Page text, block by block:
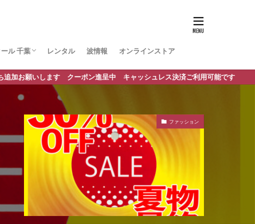
ル 千葉
ールレポート
レンタル 波情報 オンラインストア
進呈中 キャッシュレス決済ご利用可能です
ファッション